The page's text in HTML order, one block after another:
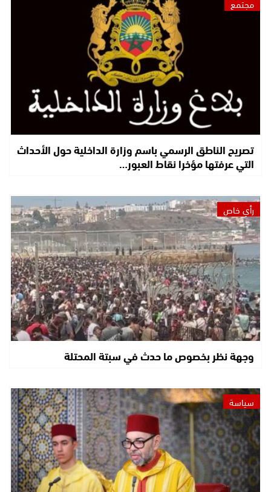
مجتمع
تصريح الناطق الرسمي باسم وزارة الداخلية حول الأحداث
التي عرفتها مؤخرا نقاط العبور…
رأي خاص
وجهة نظر بخصوص ما حدث في سبتة المحتلة
سياسة